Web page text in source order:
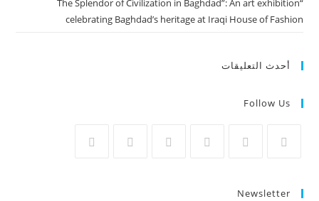
“The Splendor of Civilization in Baghdad”: An art exhibition
celebrating Baghdad’s heritage at Iraqi House of Fashion
أحدث التعليقات
Follow Us
Newsletter